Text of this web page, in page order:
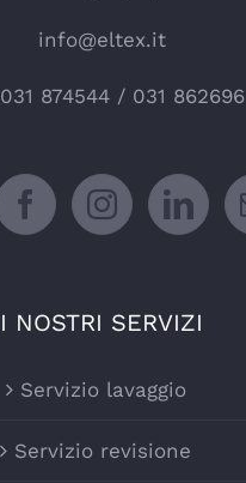
info@eltex.it
031 874544/ 031 862696
I NOSTRI SERVIZI
Servizio lavaggio
Servizio revisione